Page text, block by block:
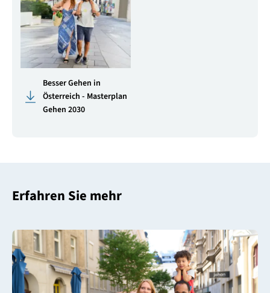
Besser Gehen in
Österreich - Masterplan
Gehen 2030
Erfahren Sie mehr